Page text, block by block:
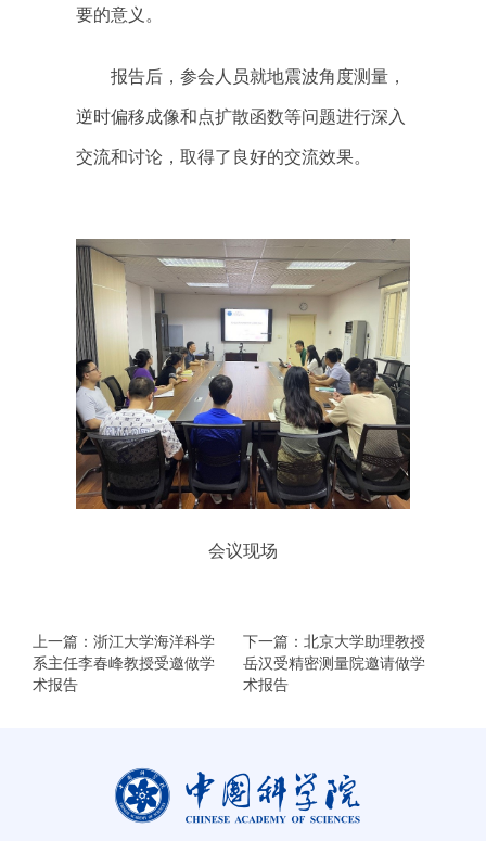
要的意义。
报告后，参会人员就地震波角度测量，
逆时偏移成像和点扩散函数等问题进行深入
交流和讨论，取得了良好的交流效果。
会议现场
上一篇：浙江大学海洋科学
系主任李春峰教授受邀做学
术报告
下一篇：北京大学助理教授
岳汉受精密测量院邀请做学
术报告